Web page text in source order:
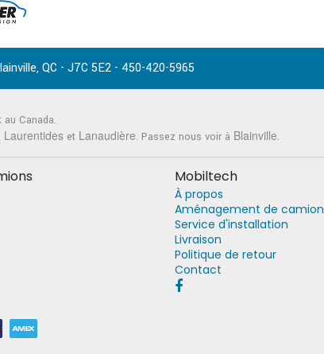
,QC - J7C 5E2- 450-420-5965
Canada.
Laurentides et Lanaudière. Passez nous voir à Blainville.
Mobiltech
À propos
Aménagement de camion
Service d'installation
Livraison
Politique de retour
Contact